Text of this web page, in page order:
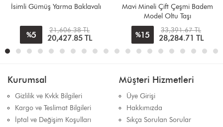
Mavi Mineli Çift Çeşmi Badem
%15
33,391.67 TL
28,284.71TL
Danelere İsimli S Baklava
%7
18,856.47 TL
17,442.24 TL
Kurumsal
Gizlilik ve Kvkk Bilgileri
Kargo ve Teslimat Bilgileri
İptal ve Değişim Koşulları
Müşteri Hizmetleri
Üye Girişi
Hakkımızda
Sıkça Sorulan Sorular